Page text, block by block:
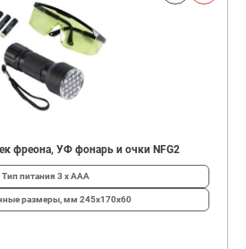
фреона, УФ фонарь и очки NFG2
Тип питания 3 х AAA
размеры, мм 245х170х60